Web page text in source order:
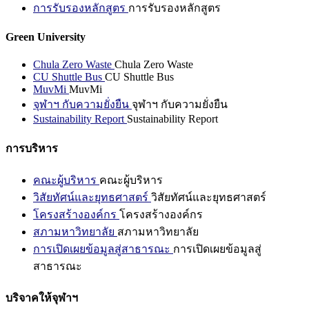
การรับรองหลักสูตร การรับรองหลักสูตร
Green University
Chula Zero Waste Chula Zero Waste
CU Shuttle Bus CU Shuttle Bus
MuvMi MuvMi
จุฬาฯ กับความยั่งยืน จุฬาฯ กับความยั่งยืน
Sustainability Report Sustainability Report
การบริหาร
คณะผู้บริหาร คณะผู้บริหาร
วิสัยทัศน์และยุทธศาสตร์ วิสัยทัศน์และยุทธศาสตร์
โครงสร้างองค์กร โครงสร้างองค์กร
สภามหาวิทยาลัย สภามหาวิทยาลัย
การเปิดเผยข้อมูลสู่สาธารณะ การเปิดเผยข้อมูลสู่
สาธารณะ
บริจาคให้จุฬาฯ